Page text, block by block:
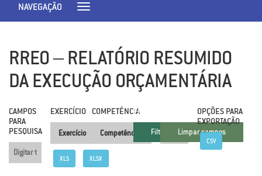
Toggle
NAVEGAÇÃO
RREO – RELATÓRIO RESUMIDO
DA EXECUÇÃO ORÇAMENTÁRIA
CAMPOS
PARA
PESQUISA
EXERCÍCIO COMPETÊNCIAFILTRAR
OPÇÕES PARA
EXPORTAÇÃO
CSV
XLS XLSX